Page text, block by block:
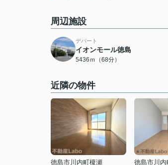
周辺施設
デパート
イオンモール徳島
5436ｍ（68分）
近隣の物件
徳島市川内町榎瀬
徳島市川内